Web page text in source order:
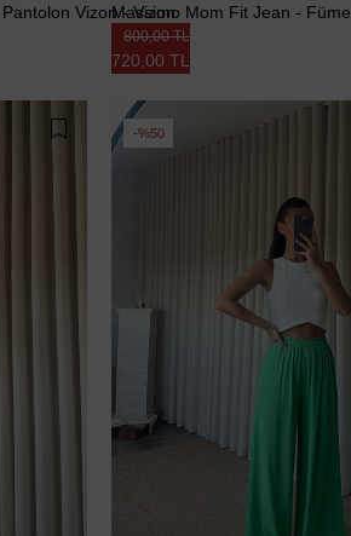
Pantolon Vizon - VizonMassimo Mom Fit Jean - Füme
720,00 TL
800,00 TL
%50